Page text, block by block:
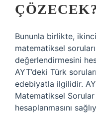
Bununla birlikte,
matematiksel
değerlendirmesini
AYT’deki Türk
edebiyatla ilgilidir.
Matematiksel Sorular
hesaplanmasını